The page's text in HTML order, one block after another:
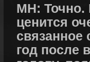
МН: Точно.
ценится
связанное
год после